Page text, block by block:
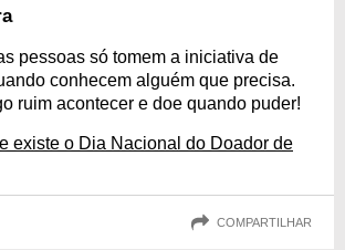
pessoas só tomem a iniciativa de
conhecem alguém que precisa.
ruim acontecer e doe quando puder!
existe o Dia Nacional do Doador de
COMPARTILHAR